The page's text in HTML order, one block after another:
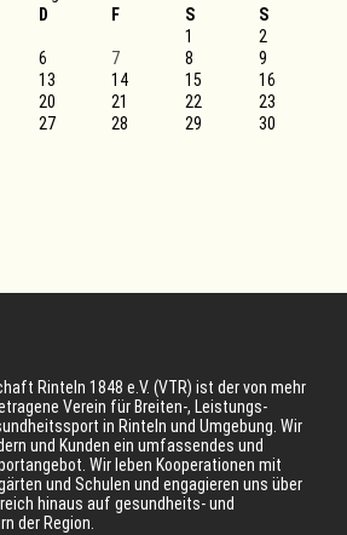
D F S
S
1
2
6 7 8
9
13 14 15
16
20 21 22
23
27 28 29
30
Rinteln 1848 e.V. (VTR) ist der von mehr
Verein für Breiten-, Leistungs-
in Rinteln und Umgebung. Wir
und Kunden ein umfassendes und
Wir leben Kooperationen mit
und Schulen und engagieren uns über
hinaus auf gesundheits- und
der Region.